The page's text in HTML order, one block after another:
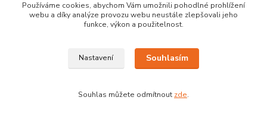
info@activeprint.cz
Copyright 2022 © ActivePrint s.r.o.
Používáme cookies, abychom Vám umožnili pohodlné prohlížení
webu a díky analýze provozu webu neustále zlepšovali jeho
funkce, výkon a použitelnost.
Nastavení Souhlasím
Souhlas můžete odmítnout zde.